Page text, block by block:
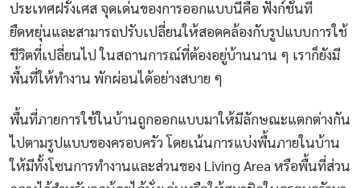
ประเทศฝรั่งเศส จุดเด่นของการออกแบบนี้คือ ฟังก์ชั่นที่
ยืดหยุ่นและสามารถปรับเปลี่ยนให้สอดคล้องกับรูปแบบการใช้
ชีวิตที่เปลี่ยนไป ในสถานการณ์ที่ต้องอยู่บ้านนาน ๆ เราก็ยังมี
พื้นที่ให้ทำงาน พักผ่อนได้อย่างสบาย ๆ
พื้นที่ภายการใช้ในบ้านถูกออกแบบมาให้มีลักษณะแตกต่างกัน
ไปตามรูปแบบของครอบครัว โดยเน้นการแบ่งพื้นภายในบ้าน
ให้มีทั้งโซนการทำงานและส่วนของ Living Area หรือพื้นที่ส่วน